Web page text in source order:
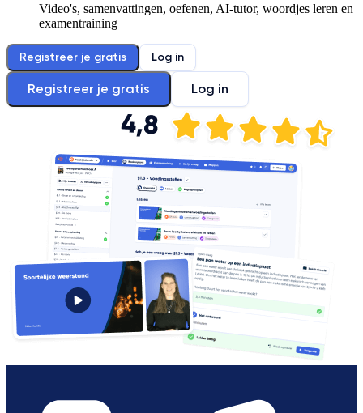
Video's, samenvattingen, oefenen, AI-tutor, woordjes leren en
examentraining
Registreer je gratis Log in
Registreer je gratis Log in